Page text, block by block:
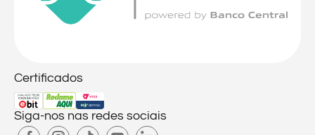
Certificados
Siga-nos nas redes sociais